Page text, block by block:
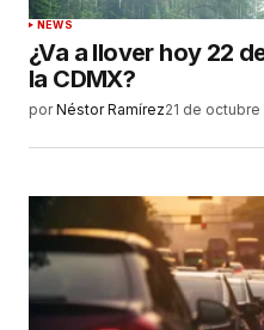
NEWS
¿Va a llover hoy 22
la CDMX?
por Néstor Ramírez21 de